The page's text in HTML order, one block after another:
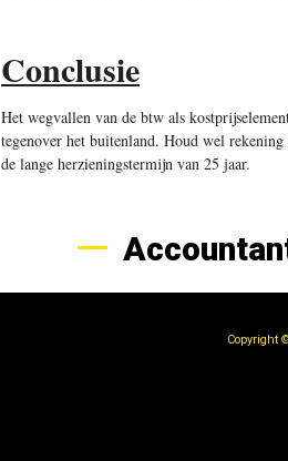
Conclusie
Het wegvallen van de btw als
tegenover het buitenland. Houd wel
de lange herzieningstermijn van 25 jaar.
Copyright